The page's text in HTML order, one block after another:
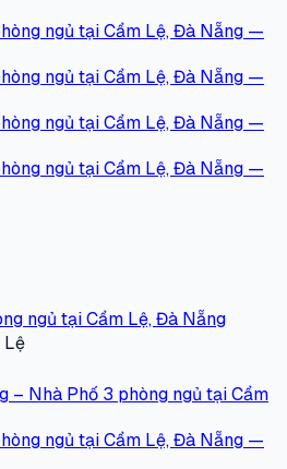
ngủ tại Cẩm Lệ, Đà Nẵng
Lệ